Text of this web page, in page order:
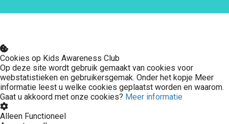
Cookies op Kids Awareness Club
Op deze site wordt gebruik gemaakt van cookies voor
webstatistieken en gebruikersgemak. Onder het kopje Meer
informatie leest u welke cookies geplaatst worden en waarom.
Gaat u akkoord met onze cookies? Meer informatie
Alleen Functioneel